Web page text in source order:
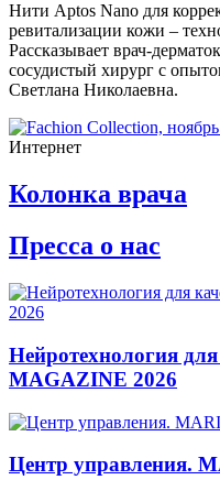
Нити Aptos Nano для
ревитализации кожи –
Рассказывает врач-
сосудистый хирург с
Светлана Николаевна.
Интернет
Колонка врача
Пресса о нас
Нейротехнология
MAGAZINE 2026
Центр управления.